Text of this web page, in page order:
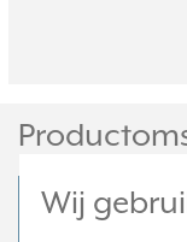
Wij JUNG A 569-